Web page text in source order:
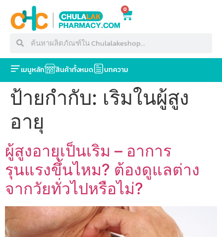
0
เมนูหลัก สินค้าทั้งหมด บทความ
ป้ายกำกับ: เริมในผู้สูง
อายุ
ผู้สูงอายุเป็นเริม – อาการ
รุนแรงขึ้นไหม? ต้องดูแลต่าง
จากวัยทั่วไปหรือไม่?